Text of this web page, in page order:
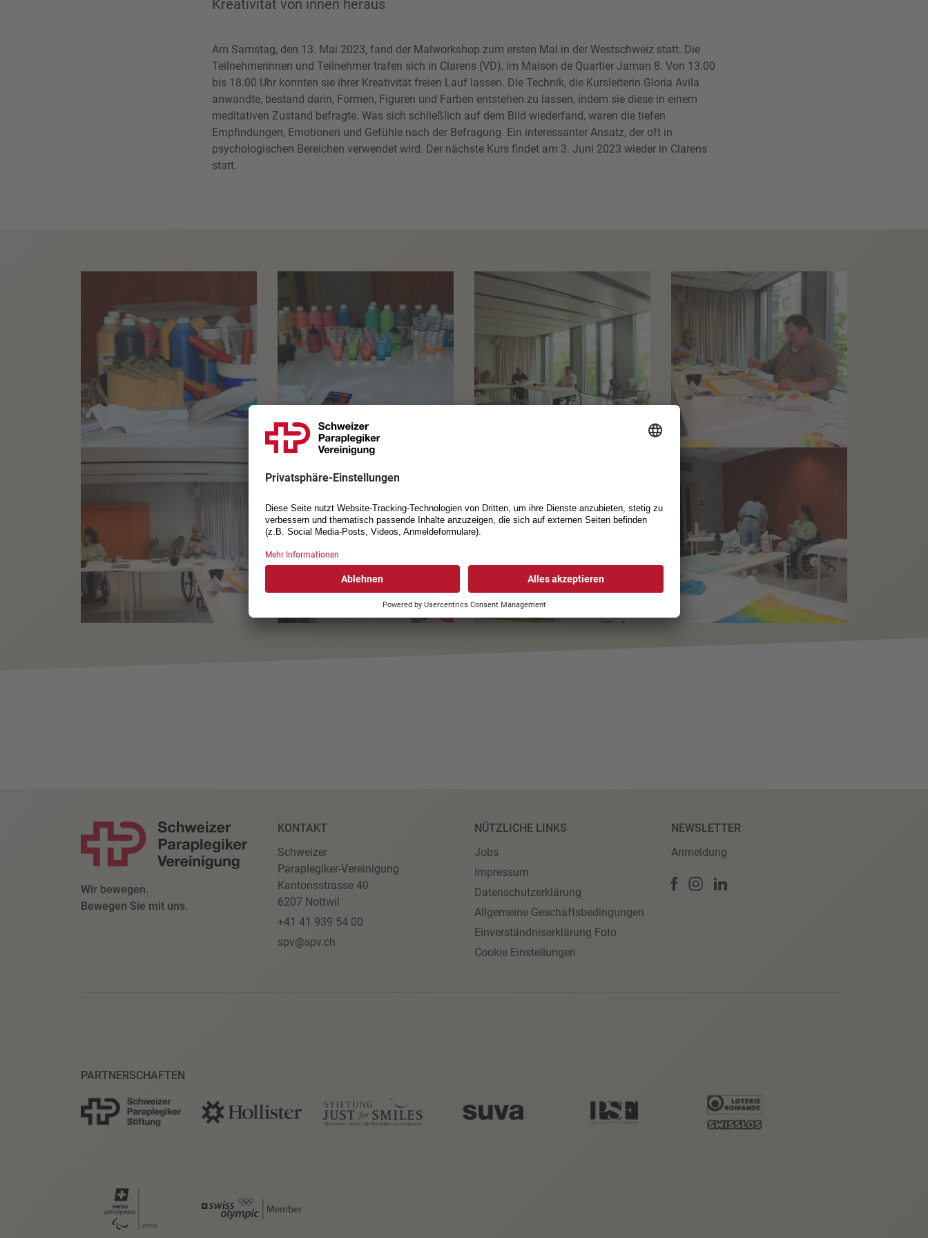
Kreativität von innen heraus
Am Samstag, den 13. Mai 2023, fand der Malworkshop zum ersten Mal in der Westschweiz statt. Die
Teilnehmerinnen und Teilnehmer trafen sich in Clarens (VD), im Maison de Quartier Jaman 8. Von 13.00
bis 18.00 Uhr konnten sie ihrer Kreativität freien Lauf lassen. Die Technik, die Kursleiterin Gloria Avila
anwandte, bestand darin, Formen, Figuren und Farben entstehen zu lassen, indem sie diese in einem
meditativen Zustand befragte. Was sich schließlich auf dem Bild wiederfand, waren die tiefen
Empfindungen, Emotionen und Gefühle nach der Befragung. Ein interessanter Ansatz, der oft in
psychologischen Bereichen verwendet wird. Der nächste Kurs findet am 3. Juni 2023 wieder in Clarens
statt.
Wir bewegen.
Bewegen Sie mit uns.
KONTAKT
Schweizer
Paraplegiker-Vereinigung
Kantonsstrasse 40
6207 Nottwil
+41 41 939 54 00
spv@spv.ch
NÜTZLICHE LINKS
Jobs
Impressum
Datenschutzerklärung
Allgemeine Geschäftsbedingungen
Einverständniserklärung Foto
Cookie Einstellungen
NEWSLETTER
Anmeldung
PARTNERSCHAFTEN